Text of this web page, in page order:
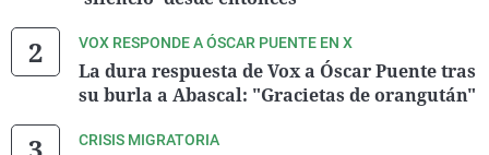
VOX RESPONDE A ÓSCAR PUENTE EN X
La dura respuesta de Vox a Óscar Puente tras
su burla a Abascal: "Gracietas de orangután"
CRISIS MIGRATORIA